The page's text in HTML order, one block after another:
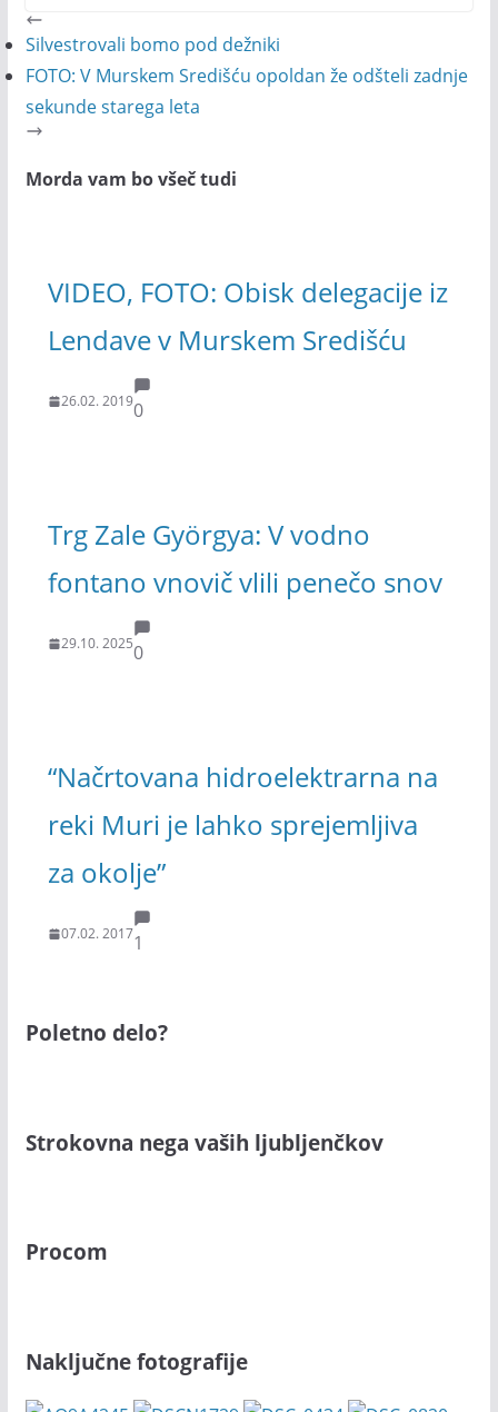
Silvestrovali bomo pod dežniki
FOTO: V Murskem Središću opoldan že odšteli zadnje
sekunde starega leta
Morda vam bo všeč tudi
VIDEO, FOTO: Obisk delegacije iz
Lendave v Murskem Središću
26.02. 20190
Trg Zale Györgya: V vodno
fontano vnovič vlili penečo snov
29.10. 20250
“Načrtovana hidroelektrarna na
reki Muri je lahko sprejemljiva
za okolje”
07.02. 20171
Poletno delo?
Strokovna nega vaših ljubljenčkov
Procom
Naključne fotografije